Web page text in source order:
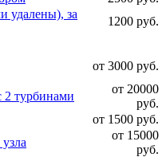
удалены), за
1200 руб.
от 3000 руб.
2 турбинами
от 20000
руб.
от 1500 руб.
от 15000
руб.